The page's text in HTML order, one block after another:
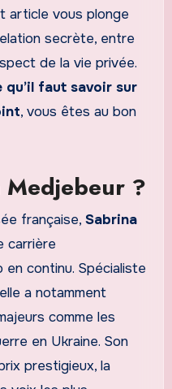
article vous plonge
secrète, entre
de la vie privée.
qu’il faut savoir sur
, vous êtes au bon
Medjebeur ?
française, Sabrina
carrière
en continu. Spécialiste
a notamment
comme les
en Ukraine. Son
prestigieux, la